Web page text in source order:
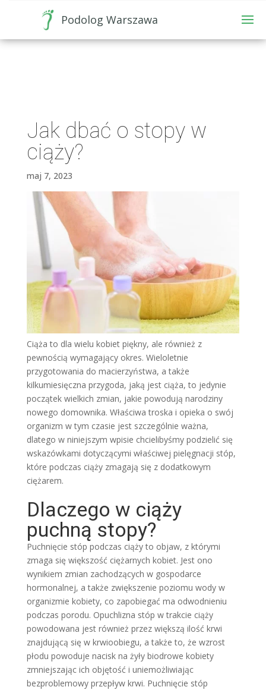
Podolog Warszawa
Jak dbać o stopy w
ciąży?
maj 7, 2023
Ciąża to dla wielu kobiet piękny, ale również z
pewnością wymagający okres. Wieloletnie
przygotowania do macierzyństwa, a także
kilkumiesięczna przygoda, jaką jest ciąża, to jedynie
początek wielkich zmian, jakie powodują narodziny
nowego domownika. Właściwa troska i opieka o swój
organizm w tym czasie jest szczególnie ważna,
dlatego w niniejszym wpisie chcielibyśmy podzielić się
wskazówkami dotyczącymi właściwej pielęgnacji stóp,
które podczas ciąży zmagają się z dodatkowym
ciężarem.
Dlaczego w ciąży
puchną stopy?
Puchnięcie stóp podczas ciąży to objaw, z którymi
zmaga się większość ciężarnych kobiet. Jest ono
wynikiem zmian zachodzących w gospodarce
hormonalnej, a także zwiększenie poziomu wody w
organizmie kobiety, co zapobiegać ma odwodnieniu
podczas porodu. Opuchlizna stóp w trakcie ciąży
powodowana jest również przez większą ilość krwi
znajdującą się w krwioobiegu, a także to, że wzrost
płodu powoduje nacisk na żyły biodrowe kobiety
zmniejszając ich objętość i uniemożliwiając
bezproblemowy przepływ krwi. Puchnięcie stóp